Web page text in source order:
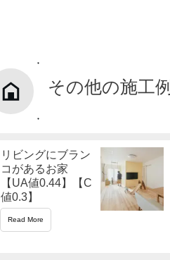
その他の施工例
リビングにブラン
コがあるお家
【UA値0.44】【C
値0.3】
Read More